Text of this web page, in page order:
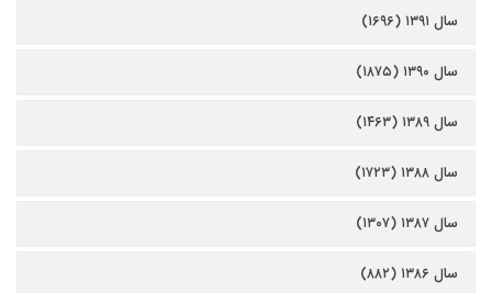
سال ۱۳۹۱ (۱۶۹۶)
سال ۱۳۹۰ (۱۸۷۵)
سال ۱۳۸۹ (۱۴۶۳)
سال ۱۳۸۸ (۱۷۲۳)
سال ۱۳۸۷ (۱۳۰۷)
سال ۱۳۸۶ (۸۸۲)